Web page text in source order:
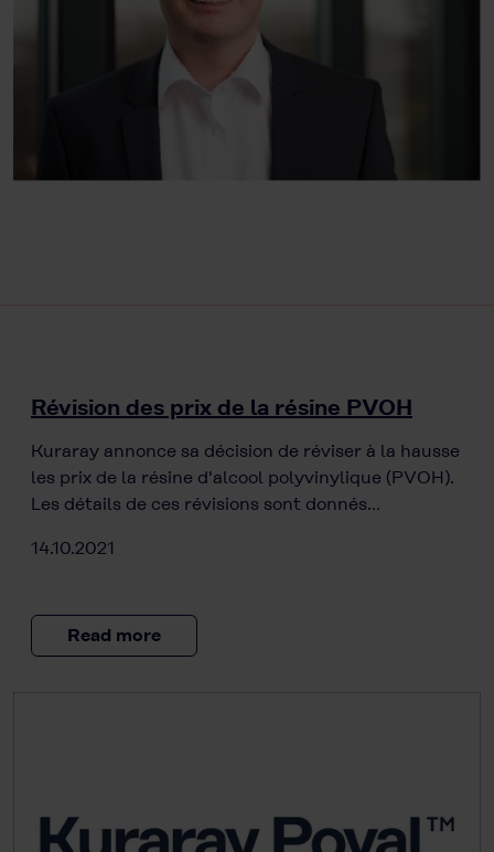
Révision des prix de la résine PVOH
Kuraray annonce sa décision de réviser à la hausse
les prix de la résine d'alcool polyvinylique (PVOH).
Les détails de ces révisions sont donnés…
14.10.2021
Read more